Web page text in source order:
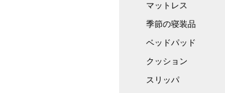
マットレス
季節の寝装品
ベッドパッド
クッション
スリッパ